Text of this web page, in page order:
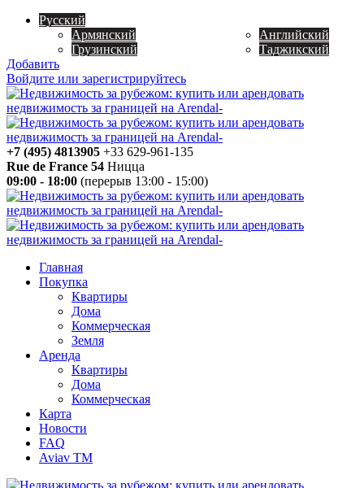
Русский
Армянский
Английский
Грузинский
Таджикский
Добавить
Войдите или зарегистрируйтесь
+7 (495) 4813905 +33 629-961-135
Rue de France 54 Ницца
09:00 - 18:00 (перерыв 13:00 - 15:00)
Главная
Покупка
Квартиры
Дома
Коммерческая
Земля
Аренда
Квартиры
Дома
Коммерческая
Карта
Новости
FAQ
Aviav TM